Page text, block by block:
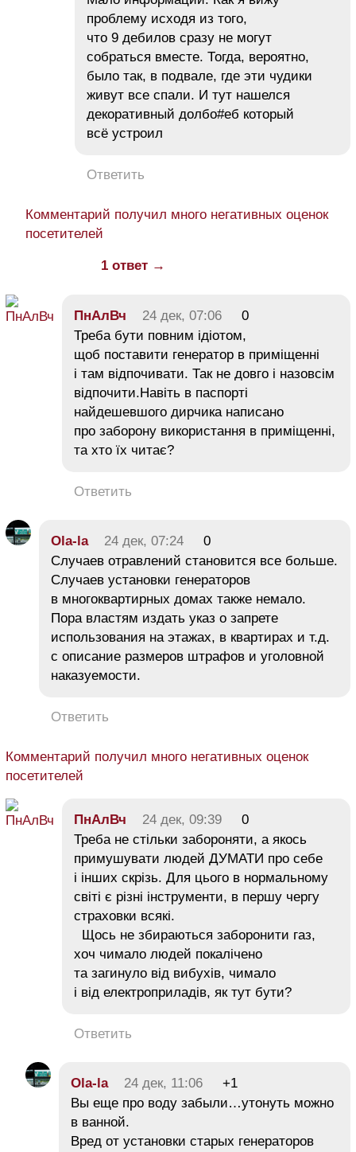
проблему исходя из того,
что 9 дебилов сразу не могут
собраться вместе. Тогда, вероятно,
было так, в подвале, где эти чудики
живут все спали. И тут нашелся
декоративный долбо#еб который
всё устроил
Ответить
Комментарий получил много негативных оценок
посетителей
1 ответ →
ПнАлВч 24 дек, 07:06
0
Треба бути повним ідіотом,
щоб поставити генератор в приміщенні
і там відпочивати. Так не довго і назовсім
відпочити.Навіть в паспорті
найдешевшого дирчика написано
про заборону використання в приміщенні,
та хто їх читає?
Ответить
Ola-la 24 дек, 07:24
0
Cлучаев отравлений становится все больше.
Случаев установки генераторов
в многоквартирных домах также немало.
Пора властям издать указ о запрете
использования на этажах, в квартирах и т.д.
с описание размеров штрафов и уголовной
наказуемости.
Ответить
Комментарий получил много негативных оценок
посетителей
ПнАлВч 24 дек, 09:39
0
Треба не стільки забороняти, а якось
примушувати людей ДУМАТИ про себе
і інших скрізь. Для цього в нормальному
світі є різні інструменти, в першу чергу
страховки всякі.
Щось не збираються заборонити газ,
хоч чимало людей покалічено
та загинуло від вибухів, чимало
і від електроприладів, як тут бути?
Ответить
Ola-la 24 дек, 11:06
+1
Вы еще про воду забыли…утонуть можно
в ванной.
Вред от установки старых генераторов